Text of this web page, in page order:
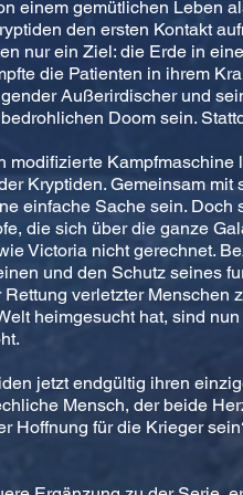
einem gemütlichen Leben
den ersten Kontakt
nur ein Ziel: die Erde in
die Patienten in ihrem
Außerirdischer und
Doom sein.
modifizierte Kampfmaschine
Kryptiden. Gemeinsam mit
einfache Sache sein. Doch
die sich über die ganze
Victoria nicht gerechnet.
und den Schutz seines
verletzter Menschen
heimgesucht hat, sind
jetzt endgültig ihren
Mensch, der beide
Hoffnung für die Krieger